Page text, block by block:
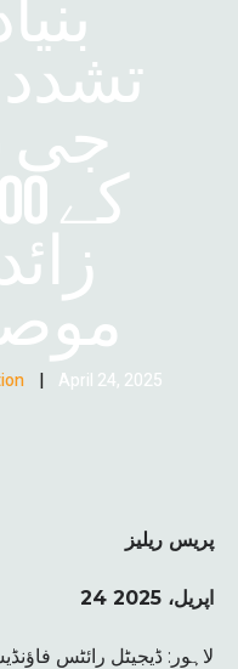
جی
| April 24, 2025
پریس ریلیز
24 اپریل، 2025
لاہور: ڈیجیٹل رائٹس